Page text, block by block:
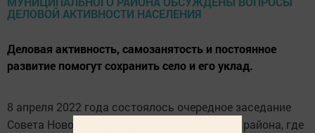
Деловая активность, самозанятость и постоянное
развитие помогут сохранить село и его уклад.
8 апреля 2022 года состоялось очередное заседание
Совета Новошешминского муниципального района, где